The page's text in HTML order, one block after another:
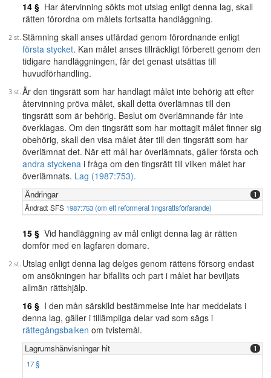
14 § Har återvinning sökts mot utslag enligt denna lag, skall
rätten förordna om målets fortsatta handläggning.
Stämning skall anses utfärdad genom förordnande enligt
första stycket. Kan målet anses tillräckligt förberett genom den
tidigare handläggningen, får det genast utsättas till
huvudförhandling.
Är den tingsrätt som har handlagt målet inte behörig att efter
återvinning pröva målet, skall detta överlämnas till den
tingsrätt som är behörig. Beslut om överlämnande får inte
överklagas. Om den tingsrätt som har mottagit målet finner sig
obehörig, skall den visa målet åter till den tingsrätt som har
överlämnat det. När ett mål har överlämnats, gäller första och
andra styckena i fråga om den tingsrätt till vilken målet har
överlämnats. Lag (1987:753).
Ändringar 1
Ändrad: SFS 1987:753 (om ett reformerat tingsrättsförfarande)
15 § Vid handläggning av mål enligt denna lag är rätten
domför med en lagfaren domare.
Utslag enligt denna lag delges genom rättens försorg endast
om ansökningen har bifallits och part i målet har beviljats
allmän rättshjälp.
16 § I den mån särskild bestämmelse inte har meddelats i
denna lag, gäller i tillämpliga delar vad som sägs i
rättegångsbalken om tvistemål.
Lagrumshänvisningar hit 1
17 §